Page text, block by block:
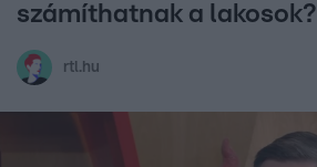
számíthatnak a lakosok?
rtl.hu